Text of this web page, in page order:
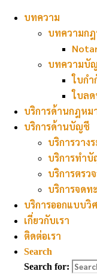
บทความ
บทความก
บทความบั
ใบกำ
ใบล
บริการด้านกฎหม
บริการด้านบัญชี
บริการวา
บริการทำ
บริการตร
บริการจดท
บริการออกแบบวิ
เกี่ยวกับเรา
ติดต่อเรา
Search
Search for:
สำนักงาน
PANTHUN-
บริการด้านกฎหมา
รับว่าความคดีแพ่ง ค
(Family Law) คดีแรง
คดีล้มละลาย
Public) รับว่าความทั่